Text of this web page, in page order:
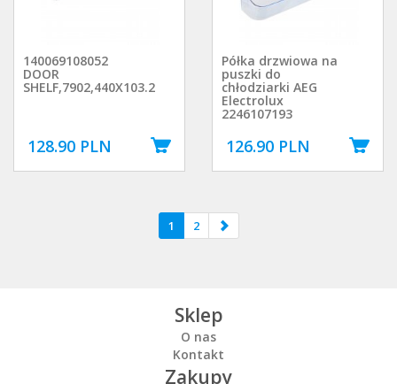
140069108052
DOOR
SHELF,7902,440X103.2
128.90 PLN
Półka drzwiowa na
puszki do
chłodziarki AEG
Electrolux
2246107193
126.90 PLN
1 2
Sklep
O nas
Kontakt
Zakupy